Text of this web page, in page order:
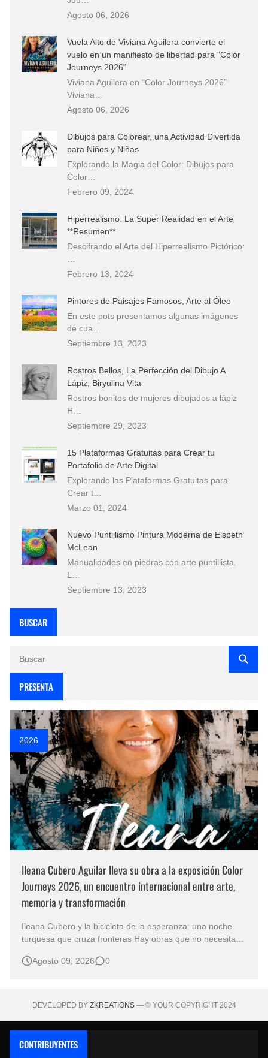
Agosto 06, 2026
Vuela Alto de Viviana Aguilera convierte el
vuelo en un manifiesto de libertad para “Color
Journeys 2026”
Viviana Aguilera en “Color Journeys 2026”
Viviana…
Agosto 06, 2026
Dibujos para Colorear, una Actividad Divertida
para Niños y Niñas
Explorando la Magia del Color: Dibujos para
Color…
Febrero 09, 2024
Hiperrealismo: La Super Realidad en el Arte
**Resumen**
Descifrando el Arte del Hiperrealismo Pictórico:
Febrero 13, 2024
Pintores de Paisajes Famosos, Arte al Óleo
En este pots presentamos algunas imágenes
de cua…
Septiembre 13, 2023
Rostros Bellos, La Perfección del Dibujo A
Lápiz, Biryulina Vita
Rostros bonitos de mujeres dibujados a lápiz
H…
Septiembre 29, 2023
15 Plataformas Gratuitas para Crear tu
Portafolio de Arte Digital
Explorando las Plataformas Gratuitas para
Crear t…
Marzo 01, 2024
Nuevo Puntillismo Pintura Moderna de Elspeth
McLean
Manualidades en piedras con arte puntillista.
L…
Septiembre 13, 2023
BUSCAR
PRESENTA
2026
Ileana Cubero Aguilar lleva su obra a la exposición Color
Journeys 2026, un encuentro internacional entre arte,
memoria y transformación
Ileana Cubero y la bicicleta de la esperanza: una noche
turquesa que cruza fronteras Hay obras que no necesitan
mundo reconocible. En Noche turqueza, de la artista
Agosto 09, 2026 0
DEVELOPED BY ZKREATIONS— © YOUR COPYRIGHT 2024
CONTRIBUYENTES